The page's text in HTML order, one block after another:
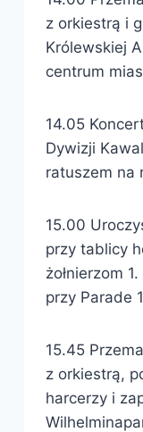
z orkiestrą i
Królewskiej
centrum
14.05
Dywizji
ratuszem na
15.00
przy tablicy
żołnierzom
przy Parade
15.45
z orkiestrą,
harcerzy i